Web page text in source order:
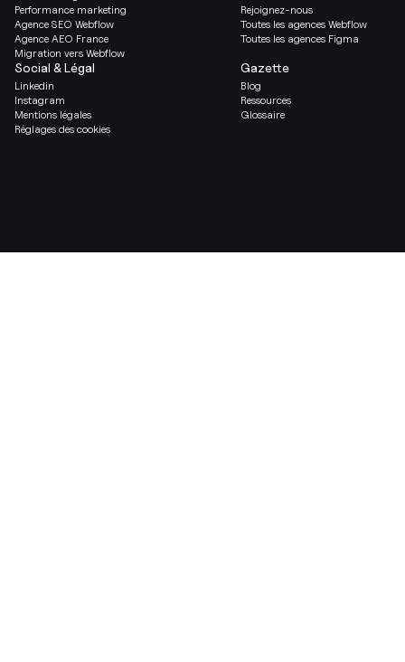
Rejoignez-nous
Toutes les agences Webflow
Toutes les agences Figma
Performance marketing
Agence SEO Webflow
Agence AEO France
Migration vers Webflow
Gazette
Blog
Ressources
Glossaire
Social & Légal
Linkedin
Instagram
Mentions légales
Réglages des cookies